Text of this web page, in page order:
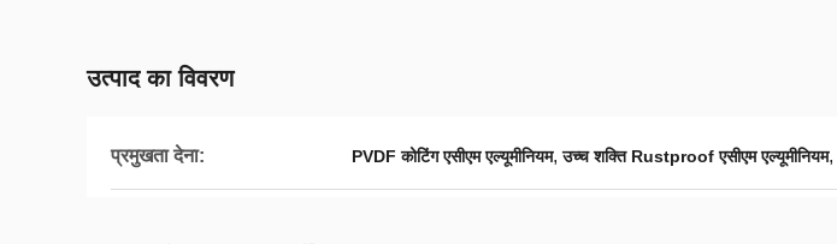
उत्पाद का विवरण
प्रमुखता देना: PVDF कोटिंग एसीएम एल्यूमीनियम,उच्च शक्ति Rustproof एसीएम एल्यूमीनियम,